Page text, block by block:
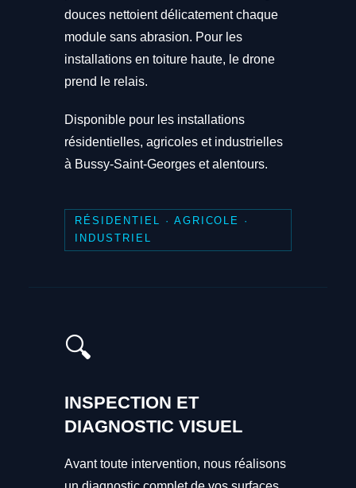
douces nettoient délicatement chaque
module sans abrasion. Pour les
installations en toiture haute, le drone
prend le relais.
Disponible pour les installations
résidentielles, agricoles et industrielles
à Bussy-Saint-Georges et alentours.
RÉSIDENTIEL · AGRICOLE ·
INDUSTRIEL
🔍
INSPECTION ET
DIAGNOSTIC VISUEL
Avant toute intervention, nous réalisons